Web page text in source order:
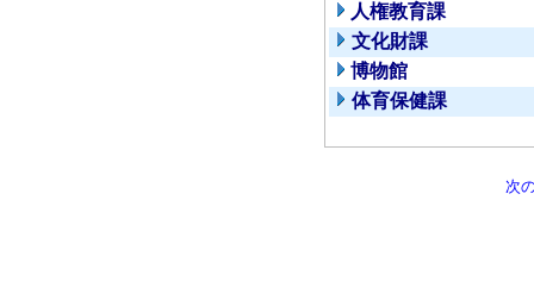
人権教育課
文化財課
博物館
体育保健課
次